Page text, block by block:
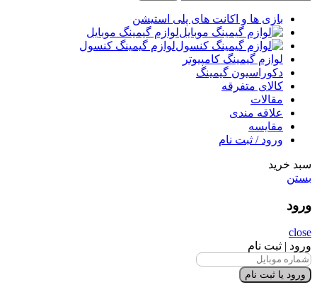
بازی ها و اکانت های پلی استیشن
لوازم گیمینگ موبایل
لوازم گیمینگ کنسول
لوازم گیمینگ کامپیوتر
دکوراسیون گیمینگ
کالای متفرقه
مقالات
علاقه مندی
مقایسه
ورود / ثبت نام
سبد خرید
بستن
ورود
close
ورود | ثبت نام
ورود یا ثبت نام